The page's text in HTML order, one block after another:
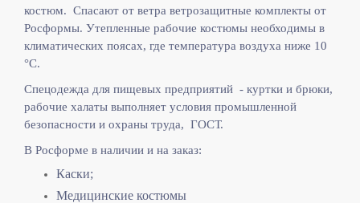
костюм. Спасают от ветра ветрозащитные комплекты от
Росформы. Утепленные рабочие костюмы необходимы в
климатических поясах, где температура воздуха ниже 10
°C.
Спецодежда для пищевых предприятий - куртки и брюки,
рабочие халаты выполняет условия промышленной
безопасности и охраны труда, ГОСТ.
В Росформе в наличии и на заказ:
Каски;
Медицинские костюмы